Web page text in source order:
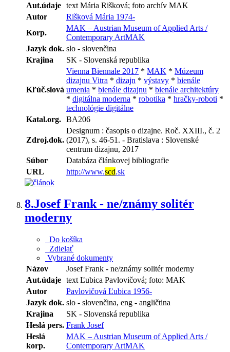
Aut.údaje text Mária Rišková; foto archív MAK
Autor
Rišková Mária 1974-
Korp.
MAK – Austrian Museum of Applied Arts /
Contemporary ArtMAK
Jazyk dok. slo - slovenčina
Krajina
SK - Slovenská republika
Kľúč.slová
Vienna Biennale 2017 * MAK * Múzeum
dizajnu Vitra * dizajn * výstavy * bienále
umenia * bienále dizajnu * bienále architektúry
* digitálna moderna * robotika * hračky-roboti *
technológie digitálne
Katal.org. BA206
Zdroj.dok.
Designum : časopis o dizajne. Roč. XXIII., č. 2
(2017), s. 46-51. - Bratislava : Slovenské
centrum dizajnu, 2017
Súbor
Databáza článkovej bibliografie
URL
http://www.scd.sk
8.Josef Frank - ne/známy solitér
moderny
Do košíka
Zdielať
Vybrané dokumenty
Názov
Josef Frank - ne/známy solitér moderny
Aut.údaje text Ľubica Pavlovičová; foto: MAK
Autor
Pavlovičová Ľubica 1956-
Jazyk dok. slo - slovenčina, eng - angličtina
Krajina
SK - Slovenská republika
Heslá pers. Frank Josef
Heslá
korp.
MAK – Austrian Museum of Applied Arts /
Contemporary ArtMAK